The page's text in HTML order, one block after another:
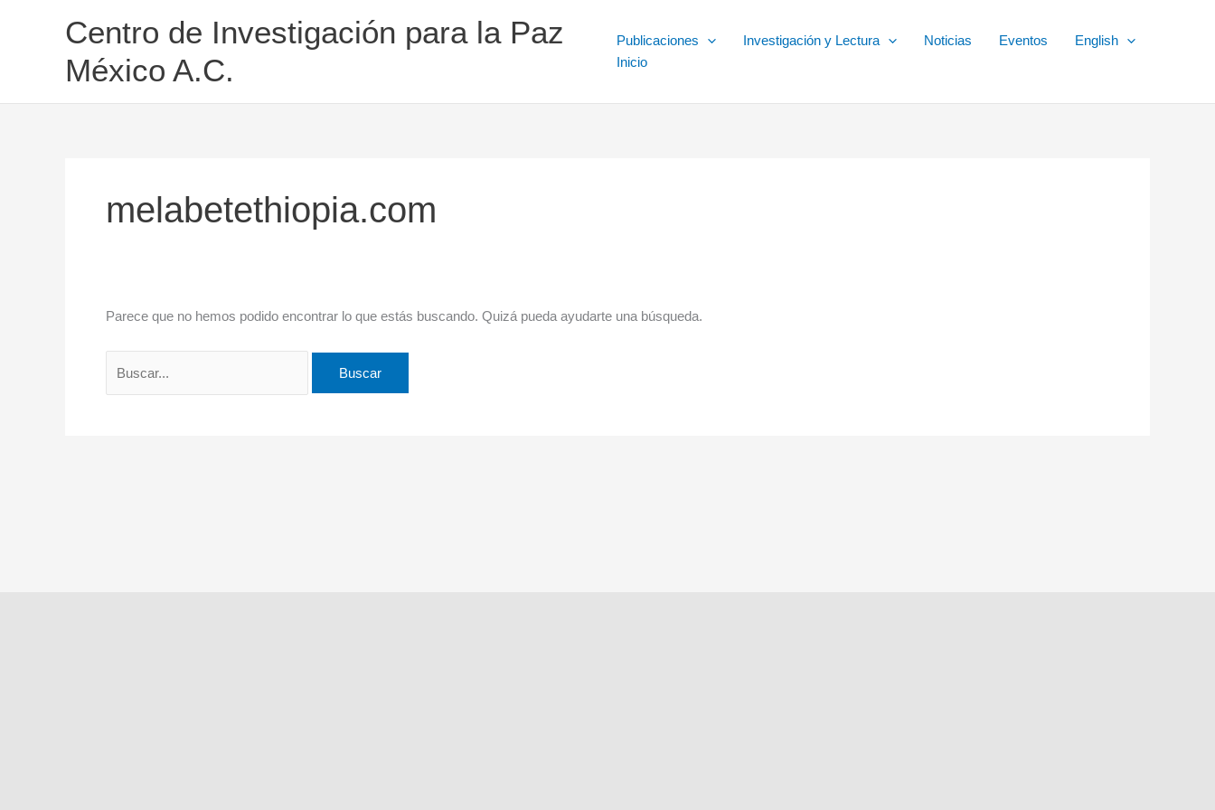
Centro de Investigación para la Paz
México A.C.
Publicaciones Investigación y Lectura Noticias Eventos
English
Inicio
melabetethiopia.com
Parece que no hemos podido encontrar lo que estás buscando. Quizá pueda ayudarte una búsqueda.
por: